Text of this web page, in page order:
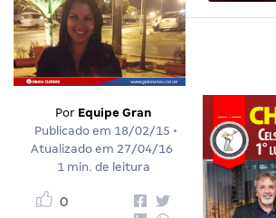
Por Equipe Gran
Publicado em 18/02/15 •
Atualizado em 27/04/16
1 min. de leitura
0